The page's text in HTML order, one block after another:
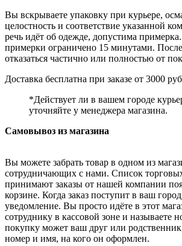
Вы вскрываете упаковку при курьере,
целостность и соответствие указанной
речь идёт об одежде, допустима
примерки ограничено 15 минутами.
отказаться частично или полностью от
Доставка бесплатна при заказе от 3000
*Действует ли в вашем городе
уточняйте у менеджера магазина.
Самовывоз из магазина
Вы можете забрать товар в одном из
сотрудничающих с нами. Список
принимают заказы от нашей компании
корзине. Когда заказ поступит в ваш
уведомление. Вы просто идёте в этот
сотруднику в кассовой зоне и называете
покупку может ваш друг или
номер и имя, на кого он оформлен.